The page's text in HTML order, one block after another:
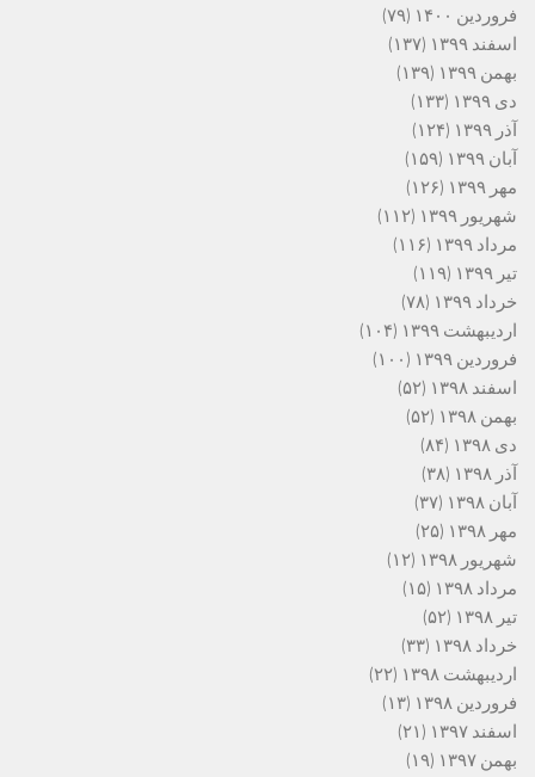
فروردین ۱۴۰۰
(۷۹)
اسفند ۱۳۹۹
(۱۳۷)
بهمن ۱۳۹۹
(۱۳۹)
دی ۱۳۹۹
(۱۳۳)
آذر ۱۳۹۹
(۱۲۴)
آبان ۱۳۹۹
(۱۵۹)
مهر ۱۳۹۹
(۱۲۶)
شهریور ۱۳۹۹
(۱۱۲)
مرداد ۱۳۹۹
(۱۱۶)
تیر ۱۳۹۹
(۱۱۹)
خرداد ۱۳۹۹
(۷۸)
اردیبهشت ۱۳۹۹
(۱۰۴)
فروردین ۱۳۹۹
(۱۰۰)
اسفند ۱۳۹۸
(۵۲)
بهمن ۱۳۹۸
(۵۲)
دی ۱۳۹۸
(۸۴)
آذر ۱۳۹۸
(۳۸)
آبان ۱۳۹۸
(۳۷)
مهر ۱۳۹۸
(۲۵)
شهریور ۱۳۹۸
(۱۲)
مرداد ۱۳۹۸
(۱۵)
تیر ۱۳۹۸
(۵۲)
خرداد ۱۳۹۸
(۳۳)
اردیبهشت ۱۳۹۸
(۲۲)
فروردین ۱۳۹۸
(۱۳)
اسفند ۱۳۹۷
(۲۱)
بهمن ۱۳۹۷
(۱۹)